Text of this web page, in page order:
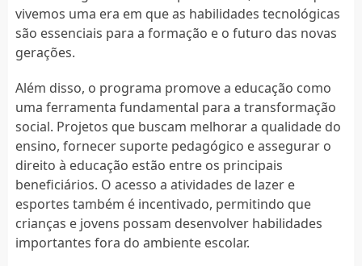
vivemos uma era em que as habilidades tecnológicas
são essenciais para a formação e o futuro das novas
gerações.
Além disso, o programa promove a educação como
uma ferramenta fundamental para a transformação
social. Projetos que buscam melhorar a qualidade do
ensino, fornecer suporte pedagógico e assegurar o
direito à educação estão entre os principais
beneficiários. O acesso a atividades de lazer e
esportes também é incentivado, permitindo que
crianças e jovens possam desenvolver habilidades
importantes fora do ambiente escolar.